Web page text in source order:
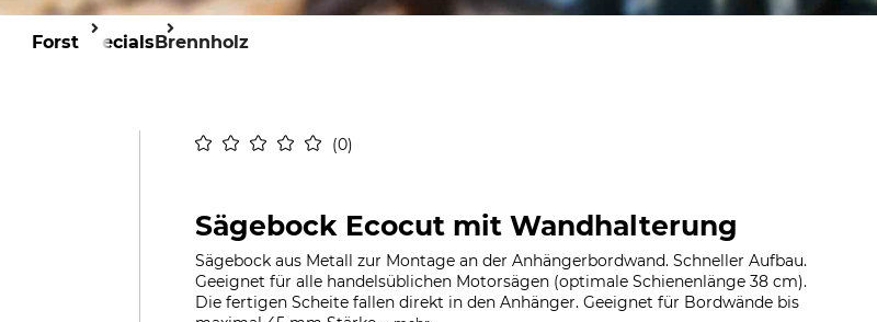
Forst SpecialsBrennholz
0
Sägebock Ecocut mit Wandhalterung
Sägebock aus Metall zur Montage an der Anhängerbordwand. Schneller Aufbau.
Geeignet für alle handelsüblichen Motorsägen (optimale Schienenlänge 38 cm).
Die fertigen Scheite fallen direkt in den Anhänger. Geeignet für Bordwände bis